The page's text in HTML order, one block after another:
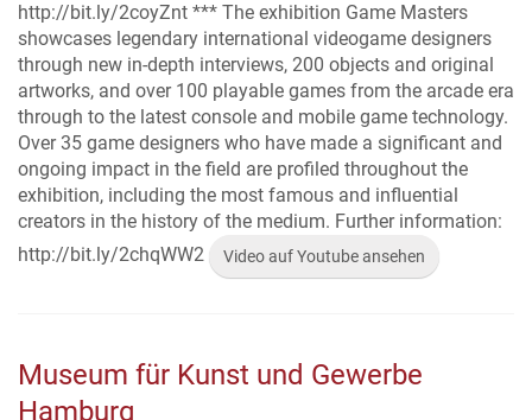
http://bit.ly/2coyZnt *** The exhibition Game Masters
showcases legendary international videogame designers
through new in-depth interviews, 200 objects and original
artworks, and over 100 playable games from the arcade era
through to the latest console and mobile game technology.
Over 35 game designers who have made a significant and
ongoing impact in the field are profiled throughout the
exhibition, including the most famous and influential
creators in the history of the medium. Further information:
http://bit.ly/2chqWW2
Video auf Youtube ansehen
Museum für Kunst und Gewerbe
Hamburg